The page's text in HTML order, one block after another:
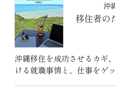
沖
移住者の
沖縄移住を成功させるカギ
ける就職事情と、仕事をゲ